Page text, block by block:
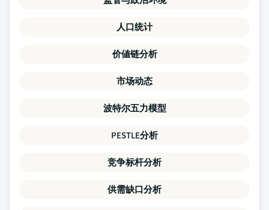
人口统计
价値链分析
市场动态
波特尔五力模型
PESTLE分析
竞争标杆分析
供需缺口分析